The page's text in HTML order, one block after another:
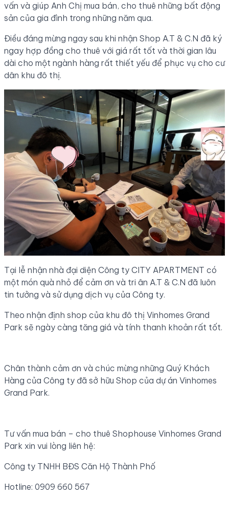
vấn và giúp Anh Chị mua bán, cho thuê những bất động
sản của gia đình trong những năm qua.
Điều đáng mừng ngay sau khi nhận Shop A.T & C.N đã ký
ngay hợp đồng cho thuê với giá rất tốt và thời gian lâu
dài cho một ngành hàng rất thiết yếu để phục vụ cho cư
dân khu đô thị.
Tại lễ nhận nhà đại diện Công ty CITY APARTMENT có
một món quà nhỏ để cảm ơn và tri ân A.T & C.N đã luôn
tin tưởng và sử dụng dịch vụ của Công ty.
Theo nhận định shop của khu đô thị Vinhomes Grand
Park sẽ ngày càng tăng giá và tính thanh khoản rất tốt.
Chân thành cảm ơn và chúc mừng những Quý Khách
Hàng của Công ty đã sở hữu Shop của dự án Vinhomes
Grand Park.
Tư vấn mua bán – cho thuê Shophouse Vinhomes Grand
Park xin vui lòng liên hệ:
Công ty TNHH BĐS Căn Hộ Thành Phố
Hotline: 0909 660 567